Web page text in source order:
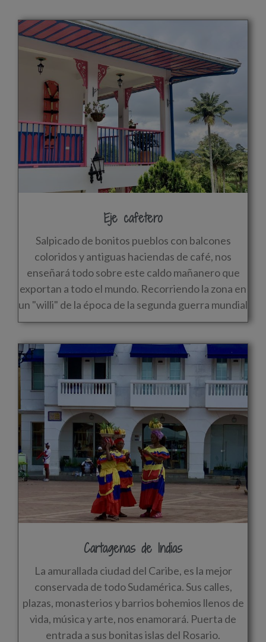
Eje cafetero
Salpicado de bonitos pueblos con balcones
coloridos y antiguas haciendas de café, nos
enseñará todo sobre este caldo mañanero que
exportan a todo el mundo. Recorriendo la zona en
un "willi" de la época de la segunda guerra mundial
Cartagenas de Indias
La amurallada ciudad del Caribe, es la mejor
conservada de todo Sudamérica. Sus calles,
plazas, monasterios y barrios bohemios llenos de
vida, música y arte, nos enamorará. Puerta de
entrada a sus bonitas islas del Rosario.